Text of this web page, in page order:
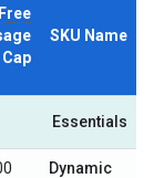
SKU Name
Free
Cap
Essentials
Dynamic